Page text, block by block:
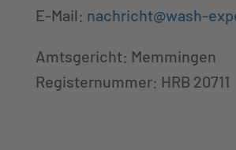
E-Mail: nachricht@wash-
Amtsgericht: Memmingen
Registernummer: HRB 20711